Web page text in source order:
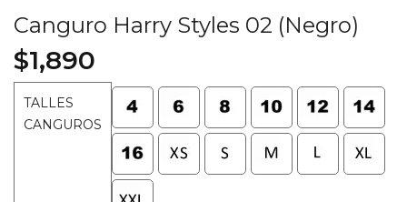
Canguro Harry Styles 02 (Negro)
$1,890
TALLES
CANGUROS